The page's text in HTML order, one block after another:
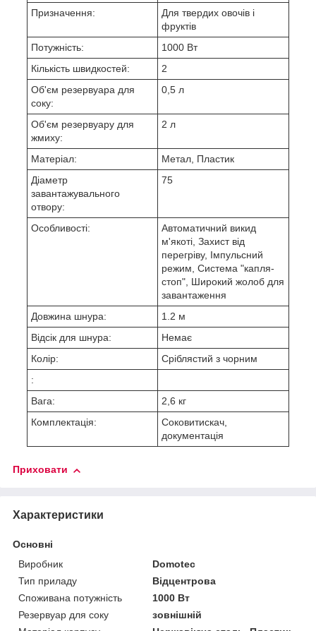
Призначення:
Для твердих овочів і
фруктів
Потужність:
1000 Вт
Кількість швидкостей:
2
Об'єм резервуара для
соку:
0,5 л
Об'єм резервуару для
жмиху:
2 л
Матеріал:
Метал, Пластик
Діаметр
завантажувального
отвору:
75
Особливості:
Автоматичний викид
м'якоті, Захист від
перегріву, Імпульсний
режим, Система "капля-
стоп", Широкий жолоб для
завантаження
Довжина шнура:
1.2 м
Відсік для шнура:
Немає
Колір:
Сріблястий з чорним
:
Вага:
2,6 кг
Комплектація:
Соковитискач,
документація
Приховати
Характеристики
Основні
Виробник
Domotec
Тип приладу
Відцентрова
Споживана потужність
1000 Вт
Резервуар для соку
зовнішній